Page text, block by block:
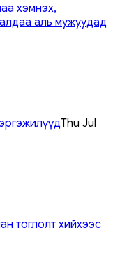
хэмнэх,
аль мужуудад
Thu Jul
тоглолт хийхээс